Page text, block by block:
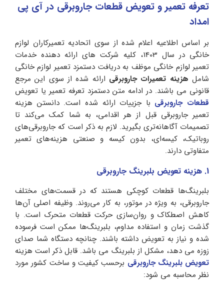
تعرفه تعمیر و تعویض قطعات جاروبرقی در آی پی
امداد
بر اساس اطلاعیه اعلام شده از سوی اتحادیه تعمیرکاران لوازم
خانگی در سال 1403، کلیه شرکت های ارائه دهنده خدمات
تعمیر لوازم خانگی موظف به دریافت دستمزد تعمیر لوازم خانگی
شامل هزینه تعمیرات جاروبرقی ارائه شده از سوی این مرجع
قانونی می باشند. در ادامه متن دستمزد تعرفه تعمیر یا تعویض
قطعات جاروبرقی با جزییات ارائه شده است. دانستن هزینه
تعمیر جاروبرقی قبل از هر اقدامی، به شما کمک می‌کند تا
تصمیمات آگاهانه‌تری بگیرید. لازم به ذکر است که جاروبرقی‌های
روباتیک، کیسه‌ای، بدون کیسه و صنعتی هزینه‌های تعمیر
متفاوتی دارند.
1. هزینه تعویض بلبرینگ جاروبرقی
بلبرینگ‌ها قطعات کوچکی هستند که در قسمت‌های مختلف
جاروبرقی، به ویژه در موتور، به کار می‌روند. وظیفه اصلی آن‌ها
کاهش اصطکاک و روان‌سازی حرکت قطعات متحرک است. با
گذشت زمان و استفاده مداوم، بلبرینگ‌ها ممکن است فرسوده
شده و نیاز به تعویض داشته باشند. چنانچه دستگاه شما صدای
زوزه می دهد، مشکل از بلبرینگ می باشد. قابل ذکر است هزینه
تعویض بلبرینگ جاروبرقی برحسب کیفیت و ساخت کشور مورد
نظر محاسبه می شود: